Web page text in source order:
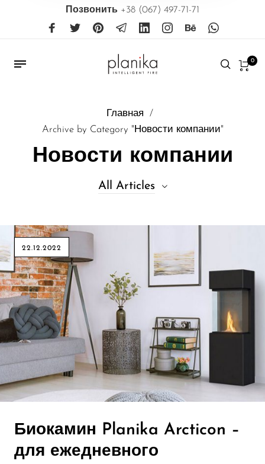
Позвонить +38 (067) 497-71-71
0
Главная
/
Archive by Category "Новости компании"
Новости компании
All Articles
All Articles
Автоматические биокамины
База знаний
Без рубрики
Биокамины для квартиры
Газовые камины
Как работает биокамин
Монтаж биокаминов
Мы в журналах
Новости компании
22.12.2022
Биокамин Planika Arcticon –
для ежедневного